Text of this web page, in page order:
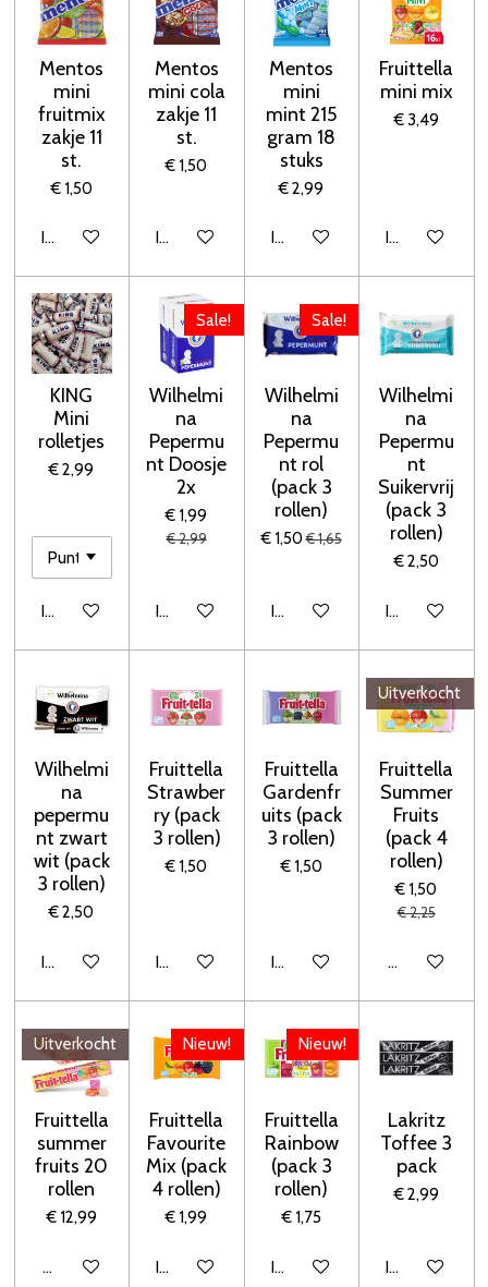
Mentos
mini
fruitmix
zakje 11
st.
€ 1,50
In winkelwagen
Mentos
mini cola
zakje 11
st.
€ 1,50
In winkelwagen
Mentos
mini
mint 215
gram 18
stuks
€ 2,99
In winkelwagen
Fruittella
mini mix
€ 3,49
In
KING
Mini
rolletjes
€ 2,99
In winkelwagen
Sale!
Wilhelmi
na
Pepermu
nt Doosje
2x
€ 1,99
€ 2,99
In winkelwagen
Sale!
Wilhelmi
na
Pepermu
nt rol
(pack 3
rollen)
€ 1,50 € 1,65
In winkelwagen
Wilhelmi
na
Pepermu
nt
Suikervrij
(pack 3
rollen)
€ 2,50
In
Wilhelmi
na
pepermu
nt zwart
wit (pack
3 rollen)
€ 2,50
In winkelwagen
Fruittella
Strawber
ry (pack
3 rollen)
€ 1,50
In winkelwagen
Fruittella
Gardenfr
uits (pack
3 rollen)
€ 1,50
In winkelwagen
Uitverkocht
Fruittella
Summer
Fruits
(pack 4
rollen)
€ 1,50
€ 2,25
Houd mij op
Uitverkocht
Fruittella
summer
fruits 20
rollen
€ 12,99
Houd mij op de hoogte
Nieuw!
Fruittella
Favourite
Mix (pack
4 rollen)
€ 1,99
In winkelwagen
Nieuw!
Fruittella
Rainbow
(pack 3
rollen)
€ 1,75
In winkelwagen
Lakritz
Toffee 3
pack
€ 2,99
In